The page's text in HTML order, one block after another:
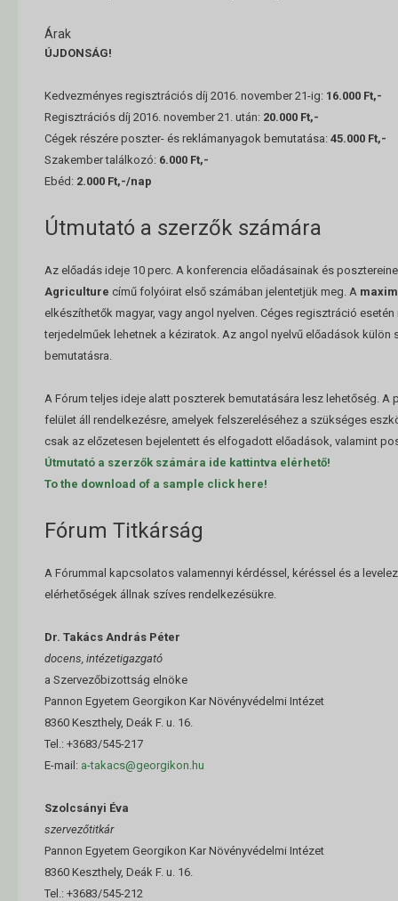
Árak
ÚJDONSÁG!
Kedvezményes regisztrációs díj 2016. november 21-ig: 16.000 Ft,-
Regisztrációs díj 2016. november 21. után: 20.000 Ft,-
Cégek részére poszter- és reklámanyagok bemutatása: 45.000 Ft,-
Szakember találkozó: 6.000 Ft,-
Ebéd: 2.000 Ft,-/nap
Útmutató a szerzők számára
Az előadás ideje 10 perc. A konferencia előadásainak és
Agriculture című folyóirat első számában jelentetjük meg. A
elkészíthetők magyar, vagy angol nyelven. Céges regisztráció
terjedelműek lehetnek a kéziratok. Az angol nyelvű előadások külön
bemutatásra.
A Fórum teljes ideje alatt poszterek bemutatására lesz lehetőség. A
felület áll rendelkezésre, amelyek felszereléséhez a szükséges
csak az előzetesen bejelentett és elfogadott előadások, valamint
Útmutató a szerzők számára ide kattintva elérhető!
To the download of a sample click here!
Fórum Titkárság
A Fórummal kapcsolatos valamennyi kérdéssel, kéréssel és a
elérhetőségek állnak szíves rendelkezésükre.
Dr. Takács András Péter
docens, intézetigazgató
a Szervezőbizottság elnöke
Pannon Egyetem Georgikon Kar Növényvédelmi Intézet
8360 Keszthely, Deák F. u. 16.
Tel.: +3683/545-217
E-mail: a-takacs@georgikon.hu
Szolcsányi Éva
szervezőtitkár
Pannon Egyetem Georgikon Kar Növényvédelmi Intézet
8360 Keszthely, Deák F. u. 16.
Tel.: +3683/545-212